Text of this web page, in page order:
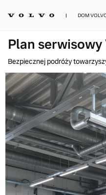
DOM
Plan serwisowy
Bezpiecznej podróży